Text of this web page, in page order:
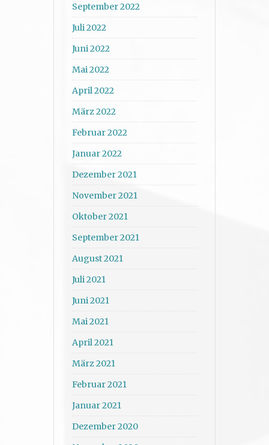
September 2022
Juli 2022
Juni 2022
Mai 2022
April 2022
März 2022
Februar 2022
Januar 2022
Dezember 2021
November 2021
Oktober 2021
September 2021
August 2021
Juli 2021
Juni 2021
Mai 2021
April 2021
März 2021
Februar 2021
Januar 2021
Dezember 2020